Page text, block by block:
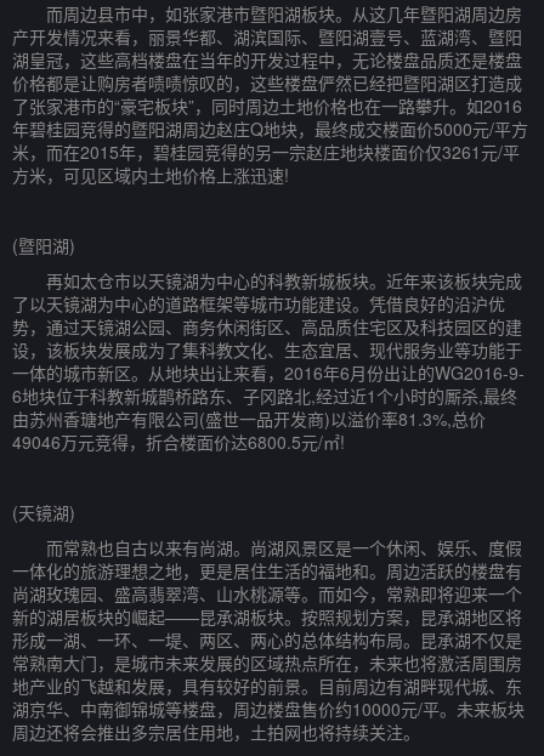
而周边县市中，如张家港市暨阳湖板块。从这几年暨阳湖周边房
产开发情况来看，丽景华都、湖滨国际、暨阳湖壹号、蓝湖湾、暨阳
湖皇冠，这些高档楼盘在当年的开发过程中，无论楼盘品质还是楼盘
价格都是让购房者啧啧惊叹的，这些楼盘俨然已经把暨阳湖区打造成
了张家港市的“豪宅板块”，同时周边土地价格也在一路攀升。如2016
年碧桂园竞得的暨阳湖周边赵庄Q地块，最终成交楼面价5000元/平方
米，而在2015年，碧桂园竞得的另一宗赵庄地块楼面价仅3261元/平
方米，可见区域内土地价格上涨迅速!
(暨阳湖)
再如太仓市以天镜湖为中心的科教新城板块。近年来该板块完成
了以天镜湖为中心的道路框架等城市功能建设。凭借良好的沿沪优
势，通过天镜湖公园、商务休闲街区、高品质住宅区及科技园区的建
设，该板块发展成为了集科教文化、生态宜居、现代服务业等功能于
一体的城市新区。从地块出让来看，2016年6月份出让的WG2016-9-
6地块位于科教新城鹊桥路东、子冈路北,经过近1个小时的厮杀,最终
由苏州香瑭地产有限公司(盛世一品开发商)以溢价率81.3%,总价
49046万元竞得，折合楼面价达6800.5元/㎡!
(天镜湖)
而常熟也自古以来有尚湖。尚湖风景区是一个休闲、娱乐、度假
一体化的旅游理想之地，更是居住生活的福地和。周边活跃的楼盘有
尚湖玫瑰园、盛高翡翠湾、山水桃源等。而如今，常熟即将迎来一个
新的湖居板块的崛起——昆承湖板块。按照规划方案，昆承湖地区将
形成一湖、一环、一堤、两区、两心的总体结构布局。昆承湖不仅是
常熟南大门，是城市未来发展的区域热点所在，未来也将激活周围房
地产业的飞越和发展，具有较好的前景。目前周边有湖畔现代城、东
湖京华、中南御锦城等楼盘，周边楼盘售价约10000元/平。未来板块
周边还将会推出多宗居住用地，土拍网也将持续关注。